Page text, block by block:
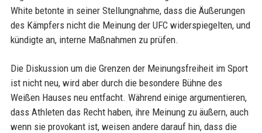
White betonte in seiner Stellungnahme, dass die Äußerungen
des Kämpfers nicht die Meinung der UFC widerspiegelten, und
kündigte an, interne Maßnahmen zu prüfen.
Die Diskussion um die Grenzen der Meinungsfreiheit im Sport
ist nicht neu, wird aber durch die besondere Bühne des
Weißen Hauses neu entfacht. Während einige argumentieren,
dass Athleten das Recht haben, ihre Meinung zu äußern, auch
wenn sie provokant ist, weisen andere darauf hin, dass die